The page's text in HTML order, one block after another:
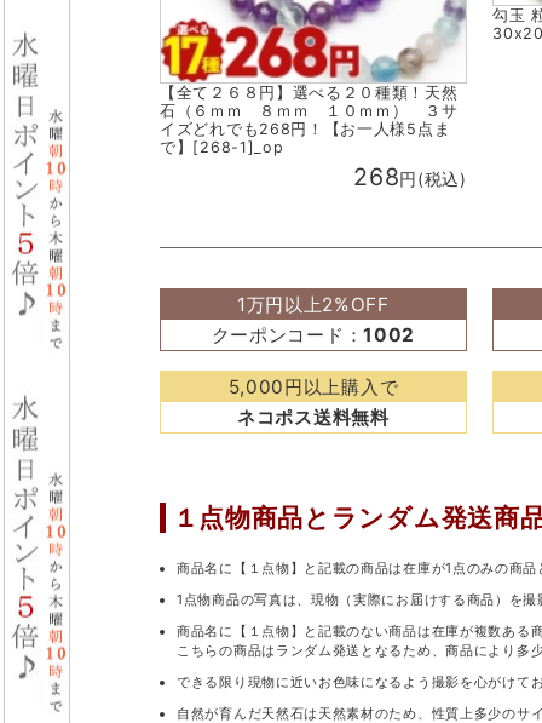
【全て２６８円】選べる２０種類！天然
石（６ｍｍ ８ｍｍ １０ｍｍ） ３サ
イズどれでも268円！【お一人様5点ま
で】[268-1]_op
268円(税込)
勾玉
1万円以上2%OFF
クーポンコード：1002
5,000円以上購入で
ネコポス送料無料
１点物商品と ランダム発送商
商品名に【１点物】と記載の商品は在庫が1点のみの商
1点物商品の写真は、現物（実際にお届けする商品）を
商品名に【１点物】と記載のない商品は在庫が複数ある
こちらの商品はランダム発送となるため、商品により
できる限り現物に近いお色味になるよう撮影を心がけて
自然が育んだ天然石は天然素材のため、性質上多少の